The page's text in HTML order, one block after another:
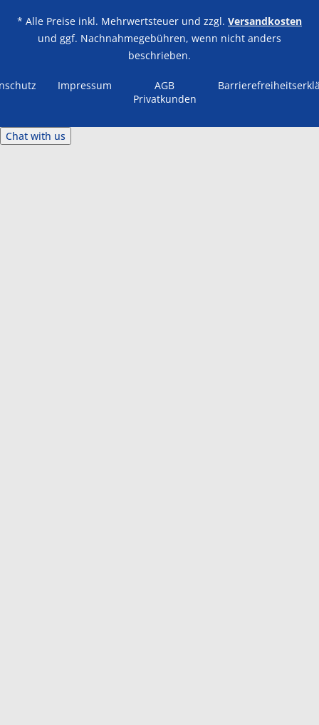
* Alle Preise inkl. Mehrwertsteuer und zzgl. Versandkosten
und ggf. Nachnahmegebühren, wenn nicht anders
beschrieben.
Impressum
AGB
Privatkunden
Chat with us